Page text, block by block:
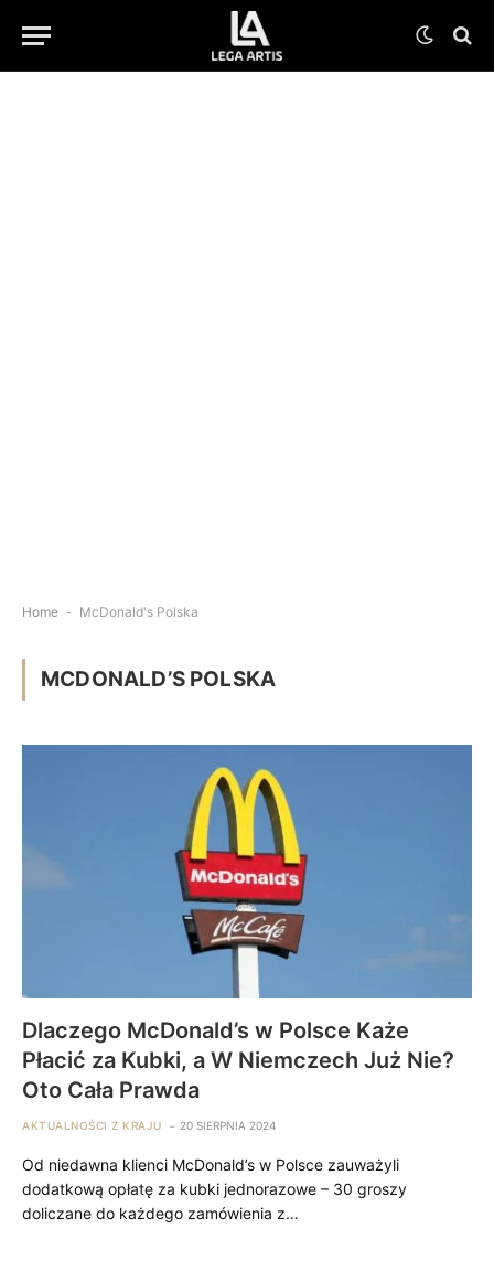
Home - McDonald's Polska
MCDONALD’S POLSKA
Dlaczego McDonald’s w Polsce Każe
Płacić za Kubki, a W Niemczech Już Nie?
Oto Cała Prawda
AKTUALNOŚCI Z KRAJU 20 SIERPNIA 2024
Od niedawna klienci McDonald’s w Polsce zauważyli
dodatkową opłatę za kubki jednorazowe – 30 groszy
doliczane do każdego zamówienia z…